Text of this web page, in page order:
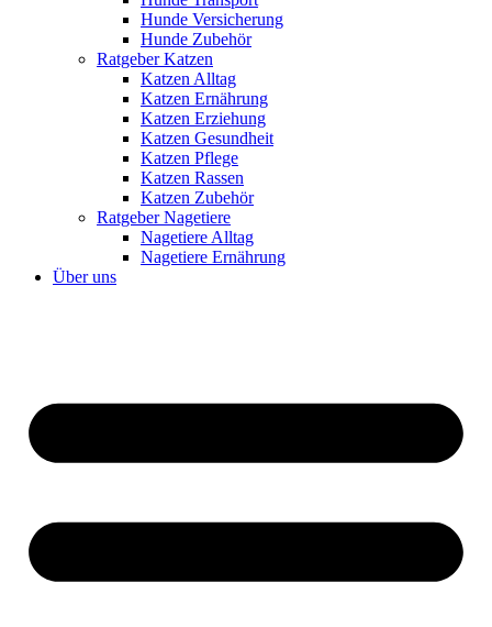
Hunde Versicherung
Hunde Zubehör
Ratgeber Katzen
Katzen Alltag
Katzen Ernährung
Katzen Erziehung
Katzen Gesundheit
Katzen Pflege
Katzen Rassen
Katzen Zubehör
Ratgeber Nagetiere
Nagetiere Alltag
Nagetiere Ernährung
Über uns